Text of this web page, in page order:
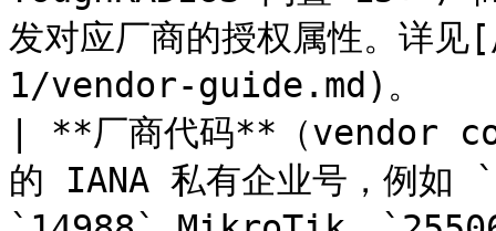
发对应厂商的授权属性。详
1/vendor-
| **厂商代码**（
的 IANA 私有企业号，例